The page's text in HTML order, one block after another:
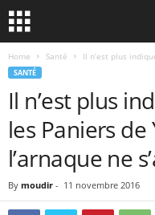
Home Santé Il n’est plus
SANTÉ
Il n’est plus
les Paniers de
l’arnaque ne
By moudir - 11 novembre 2016